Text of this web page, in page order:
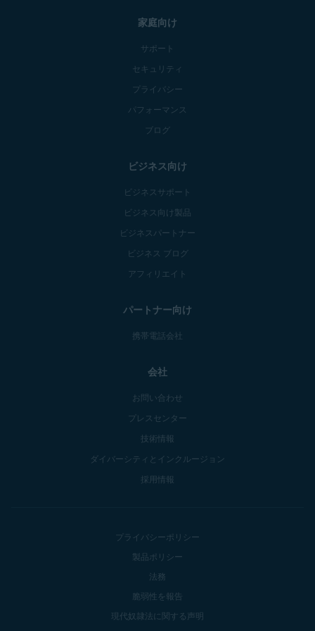
家庭向け
サポート
セキュリティ
プライバシー
パフォーマンス
ブログ
ビジネス向け
ビジネスサポート
ビジネス向け製品
ビジネスパートナー
ビジネス ブログ
アフィリエイト
パートナー向け
携帯電話会社
会社
お問い合わせ
プレスセンター
技術情報
ダイバーシティとインクルージョン
採用情報
プライバシーポリシー
製品ポリシー
法務
脆弱性を報告
現代奴隷法に関する声明